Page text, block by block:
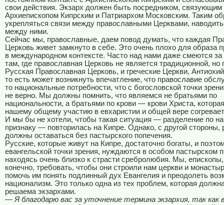
свои действия. Экзарх должен быть посредником,
Архиепископом Кипрским и Патриархом Московским. Таким
укрепляться связи между православными Церквами,
между ними.
Сейчас мы, православные, даем повод думать, что каждая
Церковь живет замкнуто в себе. Это очень плохо для образа
в международном контексте. Часто над нами даже смеются
там, где православная Церковь не является традиционной, но
Русская Православная Церковь, и греческие Церкви,
то есть может возникнуть впечатление, что православие
то национальные потребности, что с богословской точки
не верно. Мы должны помнить, что являемся не братьями по
национальности, а братьями по крови — крови Христа,
нашему общему участию в евхаристии и общей вере
И мы бы не хотели, чтобы такая ситуация — разделение по
признаку — повторилась на Кипре. Однако, с другой стороны,
должны оставаться без пастырского попечения.
Русские, которые живут на Кипре, достаточно богаты, и
евангельской точки зрения, нуждаются в особом пастырском
находясь очень близко к страсти сребролюбия. Мы,
конечно, требовать, чтобы они строили нам церкви и
помочь им понять подлинный дух Евангелия и преодолеть
национализм. Это только одна из тех проблем, которая
решаема экзархами.
— Я благодарю вас за уточнение термина экзархия, так как